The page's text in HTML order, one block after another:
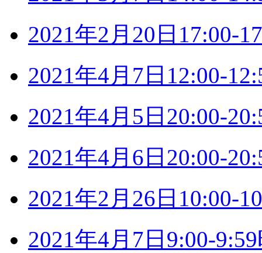
2021年2月20日17:00-
2021年4月7日12:00-
2021年4月5日20:00-
2021年4月6日20:00-
2021年2月26日10:00-
2021年4月7日9:00-